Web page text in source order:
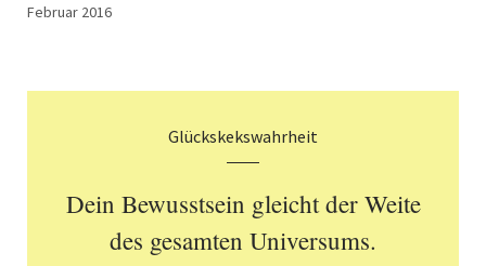
Februar 2016
Glückskekswahrheit
Dein Bewusstsein gleicht der Weite
des gesamten Universums.